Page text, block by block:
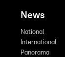
News
National
International
Panorama